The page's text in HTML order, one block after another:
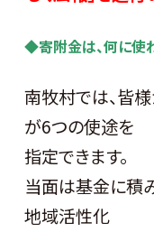
◆寄附金は、何に使
南牧村では、皆
が6つの使途を
指定できます。
当面は基金に積
地域活性化